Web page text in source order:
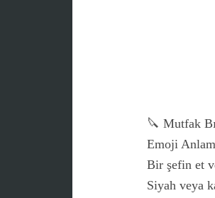
🔪 Mutfak
Emoji
Bir şefin et
Siyah veya